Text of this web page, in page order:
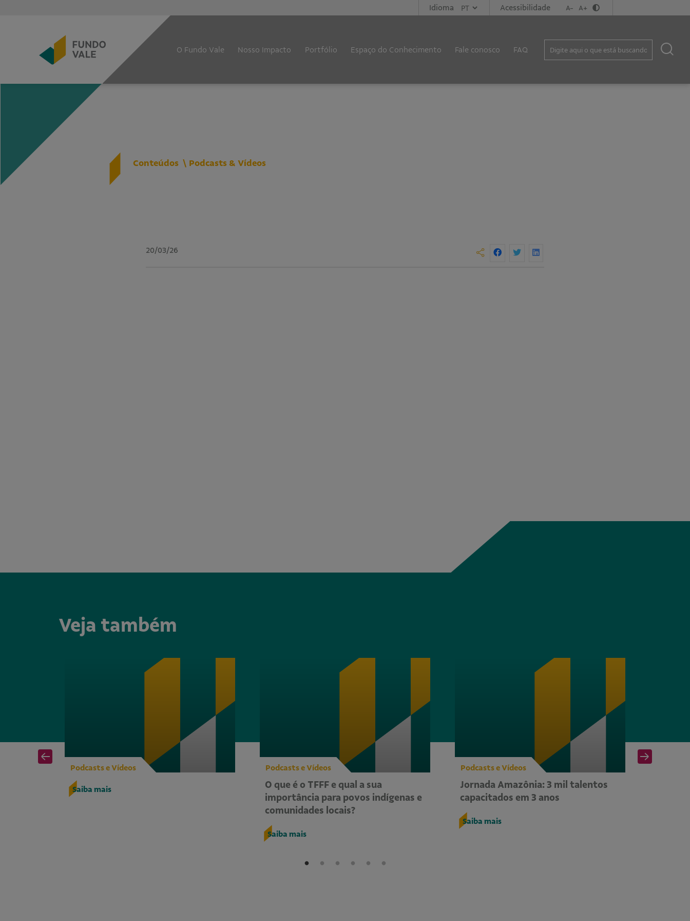
Idioma Acessibilidade A- A+
O Fundo Vale Nosso Impacto Portfólio Espaço do Conhecimento Fale conosco FAQ
Conteúdos Podcasts & Vídeos
20/03/26
Veja também
Podcasts e Vídeos
Saiba mais
Podcasts e Vídeos
O que é o TFFF e qual a sua
importância para povos indígenas e
comunidades locais?
Saiba mais
Podcasts e Vídeos
Jornada Amazônia: 3 mil talentos
capacitados em 3 anos
Saiba mais